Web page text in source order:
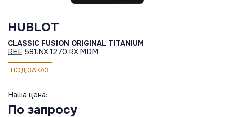
HUBLOT
CLASSIC FUSION ORIGINAL TITANIUM
REF 581.NX.1270.RX.MDM
ПОД ЗАКАЗ
Наша цена:
По запросу